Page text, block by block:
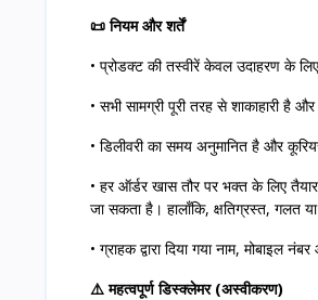
📜 नियम और शर्तें
• प्रोडक्ट की तस्वीरें केवल उदाहरण के
• सभी सामग्री पूरी तरह से शाकाहारी है
• डिलीवरी का समय अनुमानित है और
• हर ऑर्डर खास तौर पर भक्त के लिए
जा सकता है। हालाँकि, क्षतिग्रस्त, गलत
• ग्राहक द्वारा दिया गया नाम, मोबाइल
⚠️ महत्वपूर्ण डिस्क्लेमर (अस्वीकरण)